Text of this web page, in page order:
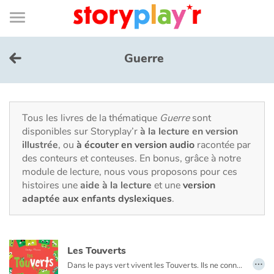
Connexion
Bibliothèque
de
page
Menu
Je me connecte
Tester gratuitement
Bibliothèque
Prix
Contes d'ici et d'ailleurs
Guerre
Tous les livres de la thématique Guerresont
disponibles sur Storyplay’rà la lecture en version
illustrée, ou à écouter en version audio racontée par
des conteurs et conteuses. En bonus, grâce à notre
module de lecture, nous vous proposons pour ces
histoires uneaide à la lecture et uneversion
adaptée aux enfants dyslexiques.
Les Touverts
Dans le pays vert vivent les Touverts. Ils ne connaissent que la couleur verte. Tout est vert, ils l’ont appris de leurs pères, qui, eux-mêmes, l’ont appris de leurs pères.
…